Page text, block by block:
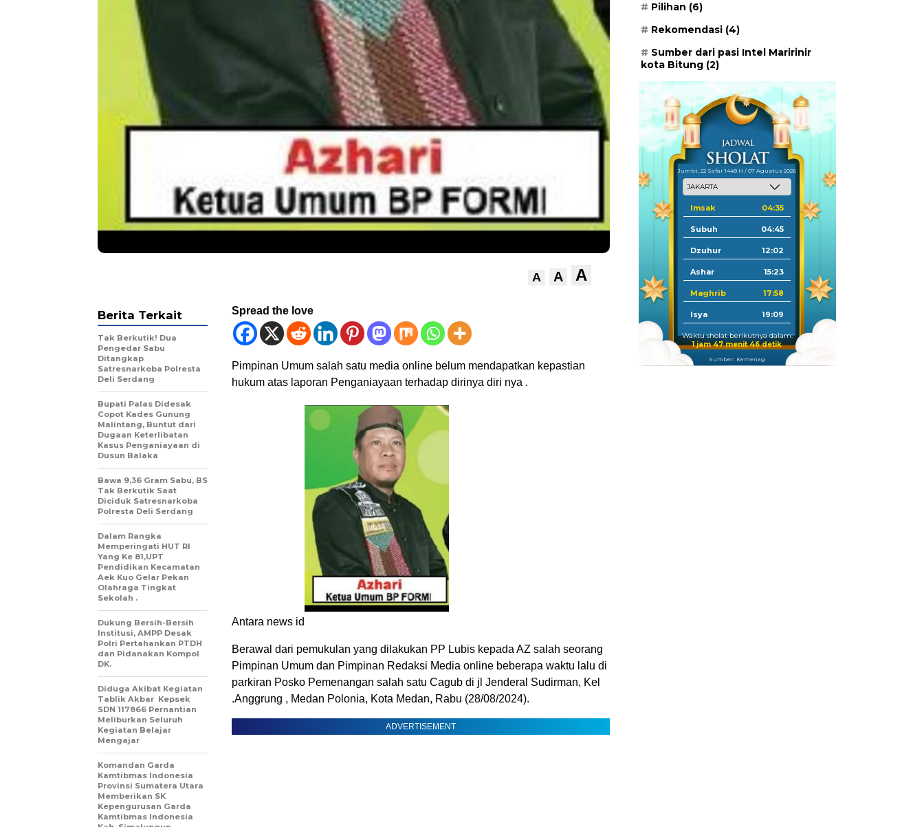
A A A
Spread the love
Pimpinan Umum salah satu media online belum mendapatkan kepastian
hukum atas laporan Penganiayaan terhadap dirinya diri nya .
Antara news id
Berawal dari pemukulan yang dilakukan PP Lubis kepada AZ salah seorang
Pimpinan Umum dan Pimpinan Redaksi Media online beberapa waktu lalu di
parkiran Posko Pemenangan salah satu Cagub di jl Jenderal Sudirman, Kel
.Anggrung , Medan Polonia, Kota Medan, Rabu (28/08/2024).
ADVERTISEMENT
Berita Terkait
Tak Berkutik! Dua
Pengedar Sabu
Ditangkap
Satresnarkoba Polresta
Deli Serdang
Bupati Palas Didesak
Copot Kades Gunung
Malintang, Buntut dari
Dugaan Keterlibatan
Kasus Penganiayaan di
Dusun Balaka
Bawa 9,36 Gram Sabu, BS
Tak Berkutik Saat
Diciduk Satresnarkoba
Polresta Deli Serdang
Dalam Rangka
Memperingati HUT RI
Yang Ke 81,UPT
Pendidikan Kecamatan
Aek Kuo Gelar Pekan
Olahraga Tingkat
Sekolah .
Dukung Bersih-Bersih
Institusi, AMPP Desak
Polri Pertahankan PTDH
dan Pidanakan Kompol
DK.
Diduga Akibat Kegiatan
Tablik Akbar Kepsek
SDN 117866 Pernantian
Meliburkan Seluruh
Kegiatan Belajar
Mengajar
Komandan Garda
Kamtibmas Indonesia
Provinsi Sumatera Utara
Memberikan SK
Kepengurusan Garda
Kamtibmas Indonesia
Pilihan (6)
Rekomendasi (4)
Sumber dari pasi Intel Maririnir
kota Bitung (2)
Jum'at, 22 Safar 1448 H / 07 Agustus 2026
Imsak 04:35
Subuh 04:45
Dzuhur 12:02
Ashar 15:23
Maghrib 17:58
Isya 19:09
Waktu sholat berikutnya dalam:
1 jam 47 menit 45 detik
Sumber: Kemenag